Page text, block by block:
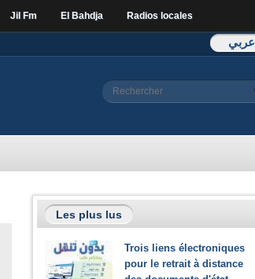
Jil Fm El Bahdja Radios locales
عربي
Formulaire de
Rechercher
Les plus lus
Trois liens électroniques
pour le retrait à distance